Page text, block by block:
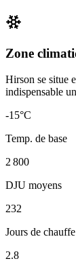
Zone
Hirson se situe
indispensable
-15°C
Temp. de base
2 800
DJU moyens
232
Jours de chauffe
2.8